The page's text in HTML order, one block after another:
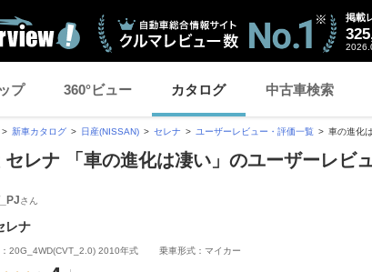
掲載
プ 360°ビュー カタログ 中古車検索
新車カタログ 日産(NISSAN) セレナ ユーザーレビュー・評価一覧 車の進化
セレナ 「車の進化は凄い」のユーザーレビ
さん
レナ
20G_4WD(CVT_2.0) 2010年式 乗車形式：マイカー